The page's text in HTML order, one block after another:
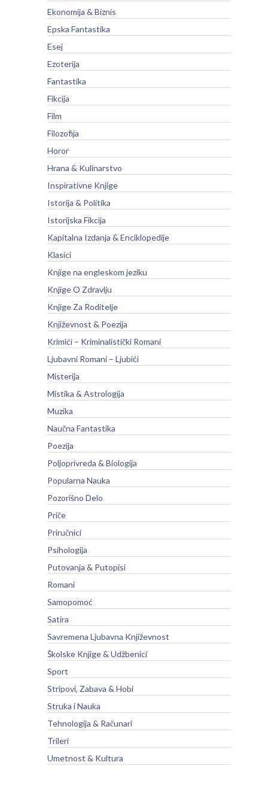
Ekonomija & Biznis
Epska Fantastika
Esej
Ezoterija
Fantastika
Fikcija
Film
Filozofija
Horor
Hrana & Kulinarstvo
Inspirativne Knjige
Istorija & Politika
Istorijska Fikcija
Kapitalna Izdanja & Enciklopedije
Klasici
Knjige na engleskom jeziku
Knjige O Zdravlju
Knjige Za Roditelje
Književnost & Poezija
Krimići – Kriminalistički Romani
Ljubavni Romani – Ljubići
Misterija
Mistika & Astrologija
Muzika
Naučna Fantastika
Poezija
Poljoprivreda & Biologija
Popularna Nauka
Pozorišno Delo
Priče
Priručnici
Psihologija
Putovanja & Putopisi
Romani
Samopomoć
Satira
Savremena Ljubavna Književnost
Školske Knjige & Udžbenici
Sport
Stripovi, Zabava & Hobi
Struka i Nauka
Tehnologija & Računari
Trileri
Umetnost & Kultura